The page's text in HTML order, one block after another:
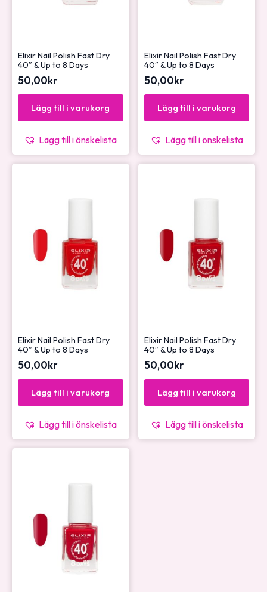
Elixir Nail Polish Fast Dry
40″ & Up to 8 Days
50,00kr
Lägg till i varukorg
Lägg till i önskelista
Elixir Nail Polish Fast Dry
40″ & Up to 8 Days
50,00kr
Lägg till i varukorg
Lägg till i önskelista
Elixir Nail Polish Fast Dry
40″ & Up to 8 Days
50,00kr
Lägg till i varukorg
Lägg till i önskelista
Elixir Nail Polish Fast Dry
40″ & Up to 8 Days
50,00kr
Lägg till i varukorg
Lägg till i önskelista